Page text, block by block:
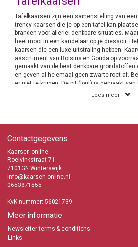
Tafelkaarsen zijn een samenstelling van
trendy kaarsen die je op een tafel kan
branden voor allerlei denkbare situaties.
heel mooi in een kandelaar op je dressoir.
kaarsen die een luxe uitstraling hebben.
assortiment van Bolsius en Gouda op
gemaakt van de best denkbare grondstoffen
en geven al helemaal geen zwarte roet af.
er niet te krijgen. De pit (lont) is gemaakt
speciaal geweven waardoor de
Bolsius heeft schitterende Dinerkaarsen in
diameter hebben. Zij zijn te krijgen in diverse
diameters en worden verkocht als
en grote aantallen in een doos. Het is maar
Met name voor de Horeca zal de
een doosaantrekkelijk zijn. De
Bolsius te bestellen en dan in 1 maat en in de
Gotische Tafelkaarsen en
Bolsius
Gotische kaarsen zijn trendy luxe kaarsen
taps toelopen naar boven. Daardoor is de
Lees meer
Contactgegevens
Kaarsen-online
Roelvinkstraat 71
7101GN Winterswijk
info@kaarsen-online.nl
0653871555
KvK nummer: 56021739
Meer informatie
Newsletter terms & conditions
Links